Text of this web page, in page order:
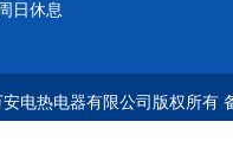
日休息
电热电器有限公司版权所有